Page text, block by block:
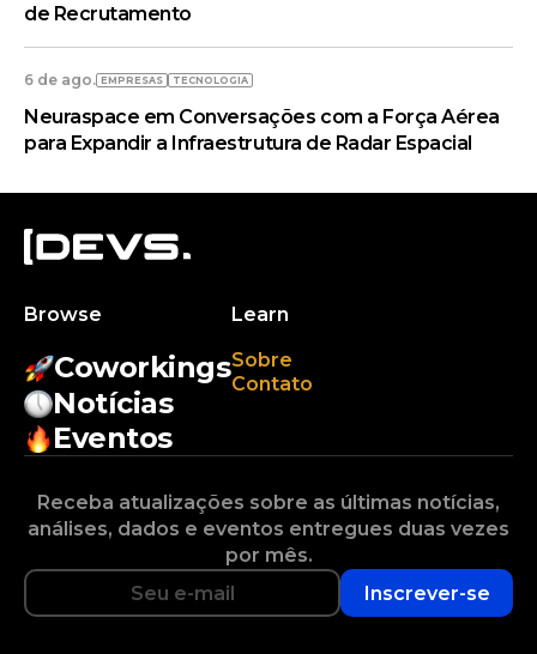
de Recrutamento
6 de ago. EMPRESAS TECNOLOGIA
Neuraspace em Conversações com a Força Aérea
para Expandir a Infraestrutura de Radar Espacial
Browse
Coworkings
Notícias
Eventos
Learn
Sobre
Contato
Receba atualizações sobre as últimas notícias,
análises, dados e eventos entregues duas vezes
por mês.
Inscrever-se